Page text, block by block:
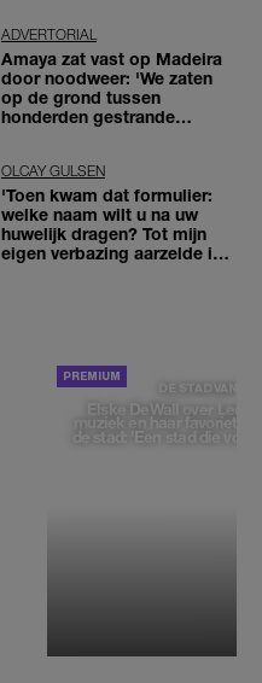
ADVERTORIAL
Amaya zat vast op Madeira
door noodweer: 'We zaten
op de grond tussen
honderden gestrande
OLCAY GULSEN
'Toen kwam dat formulier:
welke naam wilt u na uw
huwelijk dragen? Tot mijn
eigen verbazing aarzelde ik
DE STAD VAN
Elske DeWall over
muziek en haar favoriete
de stad: 'Een stad die